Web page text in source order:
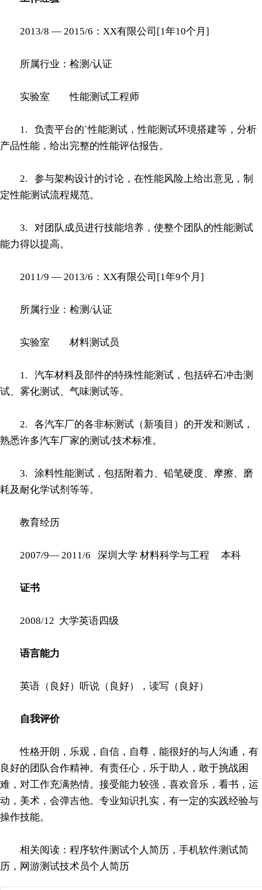
2013/8 — 2015/6：XX有限公司[1年10个月]
所属行业：检测/认证
实验室 性能测试工程师
1. 负责平台的`性能测试，性能测试环境搭建等，分析
产品性能，给出完整的性能评估报告。
2. 参与架构设计的讨论，在性能风险上给出意见，制
定性能测试流程规范。
3. 对团队成员进行技能培养，使整个团队的性能测试
能力得以提高。
2011/9 — 2013/6：XX有限公司[1年9个月]
所属行业：检测/认证
实验室 材料测试员
1. 汽车材料及部件的特殊性能测试，包括碎石冲击测
试、雾化测试、气味测试等。
2. 各汽车厂的各非标测试（新项目）的开发和测试，
熟悉许多汽车厂家的测试/技术标准。
3. 涂料性能测试，包括附着力、铅笔硬度、摩擦、磨
耗及耐化学试剂等等。
教育经历
2007/9— 2011/6 深圳大学 材料科学与工程 本科
证书
2008/12 大学英语四级
语言能力
英语（良好）听说（良好），读写（良好）
自我评价
性格开朗，乐观，自信，自尊，能很好的与人沟通，有
良好的团队合作精神。有责任心，乐于助人，敢于挑战困
难，对工作充满热情。接受能力较强，喜欢音乐，看书，运
动，美术，会弹吉他。专业知识扎实，有一定的实践经验与
操作技能。
相关阅读：程序软件测试个人简历，手机软件测试简
历，网游测试技术员个人简历